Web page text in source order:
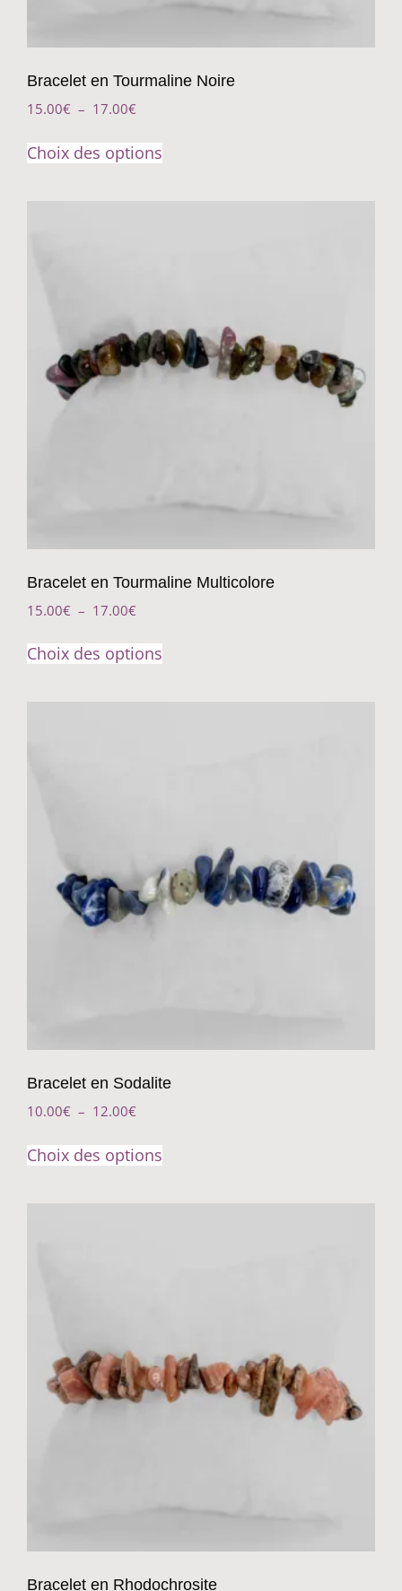
Bracelet en Tourmaline Noire
15.00€ – 17.00€
Choix des options
Bracelet en Tourmaline Multicolore
15.00€ – 17.00€
Choix des options
Bracelet en Sodalite
10.00€ – 12.00€
Choix des options
Bracelet en Rhodochrosite